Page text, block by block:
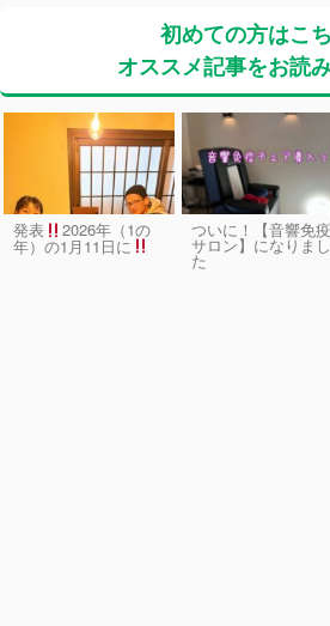
初めての方はこ
オススメ記事をお読
発表 2026年（1の
年）の1月11日に
ついに！【音響免疫
サロン】になりまし
た